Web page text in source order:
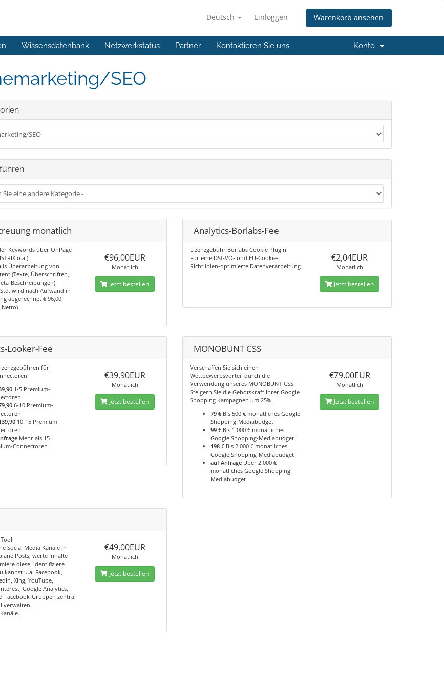
Deutsch Einloggen Warenkorb ansehen
Wissensdatenbank Netzwerkstatus Partner Kontaktieren Sie uns Konto
SEO
monatlich
Keywords über OnPage-
o.ä.)
Überarbeitung von
(Texte, Überschriften,
Beschreibungen)
wird nach Aufwand in
abgerechnet € 96,00
Netto)
€96,00EUR
Monatlich
Jetzt bestellen
Analytics-Borlabs-Fee
Lizenzgebühr Borlabs Cookie Plugin
Für eine DSGVO- und EU-Cookie-
Richtlinien-optimierte Datenverarbeitung
€2,04EUR
Monatlich
Jetzt bestellen
Looker-Fee
für
1-5 Premium-
6-10 Premium-
10-15 Premium-
Mehr als 15
Connectoren
€39,90EUR
Monatlich
Jetzt bestellen
MONOBUNT CSS
Verschaffen Sie sich einen
Wettbewerbsvorteil durch die
Verwendung unseres MONOBUNT-CSS.
Steigern Sie die Gebotskraft Ihrer Google
Shopping Kampagnen um 25%.
79 € Bis 500 € monatliches Google
Shopping-Mediabudget
99 € Bis 1.000 € monatliches
Google Shopping-Mediabudget
198 € Bis 2.000 € monatliches
Google Shopping-Mediabudget
auf Anfrage Über 2.000 €
monatliches Google Shopping-
Mediabudget
€79,00EUR
Monatlich
Jetzt bestellen
Social Media Kanäle in
Posts, werte Inhalte
diese, identifiziere
kannst u.a. Facebook,
Xing, YouTube,
Google Analytics,
Facebook-Gruppen zentral
verwalten.
€49,00EUR
Monatlich
Jetzt bestellen